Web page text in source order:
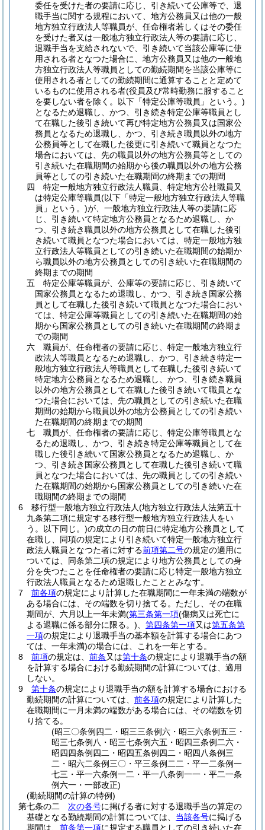
委任を受けた者の要請に応じ、引き続いて公庫等で、退
職手当に関する規程において、地方公務員又は他の一般
地方独立行政法人等職員が、任命権者若しくはその委任
を受けた者又は一般地方独立行政法人等の要請に応じ、
退職手当を支給されないで、引き続いて当該公庫等に使
用される者となつた場合に、地方公務員又は他の一般地
方独立行政法人等職員としての勤続期間を当該公庫等に
使用される者としての勤続期間に通算することと定めて
いるものに使用される者(役員及び常時勤務に服すること
を要しない者を除く。以下「特定公庫等職員」という。)
となるため退職し、かつ、引き続き特定公庫等職員とし
て在職した後引き続いて再び特定地方公務員又は国家公
務員となるため退職し、かつ、引き続き職員以外の地方
公務員等として在職した後更に引き続いて職員となつた
場合においては、先の職員以外の地方公務員等としての
引き続いた在職期間の始期から後の職員以外の地方公務
員等としての引き続いた在職期間の終期までの期間
四
特定一般地方独立行政法人職員、特定地方公社職員又
は特定公庫等職員(以下「特定一般地方独立行政法人等職
員」という。)が、一般地方独立行政法人等の要請に応
じ、引き続いて特定地方公務員となるため退職し、か
つ、引き続き職員以外の地方公務員として在職した後引
き続いて職員となつた場合においては、特定一般地方独
立行政法人等職員としての引き続いた在職期間の始期か
ら職員以外の地方公務員としての引き続いた在職期間の
終期までの期間
五
特定公庫等職員が、公庫等の要請に応じ、引き続いて
国家公務員となるため退職し、かつ、引き続き国家公務
員として在職した後引き続いて職員となつた場合におい
ては、特定公庫等職員としての引き続いた在職期間の始
期から国家公務員としての引き続いた在職期間の終期ま
での期間
六
職員が、任命権者の要請に応じ、特定一般地方独立行
政法人等職員となるため退職し、かつ、引き続き特定一
般地方独立行政法人等職員として在職した後引き続いて
特定地方公務員となるため退職し、かつ、引き続き職員
以外の地方公務員として在職した後引き続いて職員とな
つた場合においては、先の職員としての引き続いた在職
期間の始期から職員以外の地方公務員としての引き続い
た在職期間の終期までの期間
七
職員が、任命権者の要請に応じ、特定公庫等職員とな
るため退職し、かつ、引き続き特定公庫等職員として在
職した後引き続いて国家公務員となるため退職し、か
つ、引き続き国家公務員として在職した後引き続いて職
員となつた場合においては、先の職員としての引き続い
た在職期間の始期から国家公務員としての引き続いた在
職期間の終期までの期間
6
移行型一般地方独立行政法人(地方独立行政法人法第五十
九条第二項に規定する移行型一般地方独立行政法人をい
う。以下同じ。)の成立の日の前日に特定地方公務員として
在職し、同項の規定により引き続いて特定一般地方独立行
政法人職員となつた者に対する前項第二号の規定の適用に
ついては、同条第二項の規定により地方公務員としての身
分を失つたことを任命権者の要請に応じ特定一般地方独立
行政法人職員となるため退職したこととみなす。
7
前各項の規定により計算した在職期間に一年未満の端数が
ある場合には、その端数を切り捨てる。 ただし、その在職
期間が、六月以上一年未満(第三条第一項(傷病又は死亡に
よる退職に係る部分に限る。)
第四条第一項又は第五条第
一項の規定により退職手当の基本額を計算する場合にあつ
ては、一年未満)の場合には、これを一年とする。
8
前項の規定は、 前条又は第十条の規定により退職手当の額
を計算する場合における勤続期間の計算については、適用
しない。
9
第十条の規定により退職手当の額を計算する場合における
勤続期間の計算については、 前各項の規定により計算した
在職期間に一月未満の端数がある場合には、その端数を切
り捨てる。
(昭三〇条例四二・昭三三条例六・昭三六条例五三・
昭三七条例八・昭三七条例六五・昭四三条例二六・
昭四四条例四二・昭四五条例四二・昭四八条例三
二・昭六二条例三〇・平三条例二二・平一二条例一
七三・平一六条例一二・平一八条例一一・平二一条
例六一・一部改正)
(勤続期間の計算の特例)
第七条の二
次の各号に掲げる者に対する退職手当の算定の
基礎となる勤続期間の計算については、 当該各号に掲げる
期間は、 前条第一項に規定する職員としての引き続いた在